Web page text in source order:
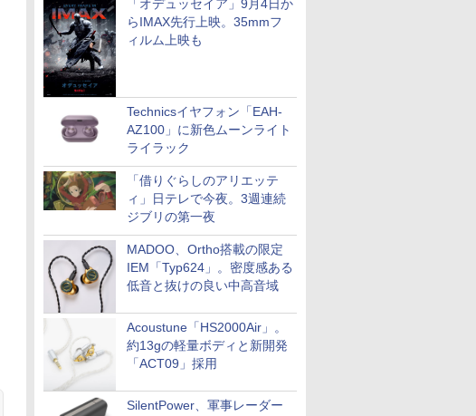
「オデュッセイア」9月4日か
らIMAX先行上映。35mmフ
ィルム上映も
Technicsイヤフォン「EAH-
AZ100」に新色ムーンライト
ライラック
「借りぐらしのアリエッテ
ィ」日テレで今夜。3週連続
ジブリの第一夜
MADOO、Ortho搭載の限定
IEM「Typ624」。密度感ある
低音と抜けの良い中高音域
Acoustune「HS2000Air」。
約13gの軽量ボディと新開発
「ACT09」採用
SilentPower、軍事レーダー